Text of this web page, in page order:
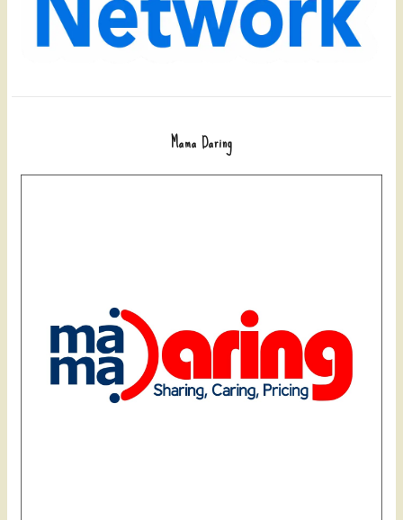
Mama Daring